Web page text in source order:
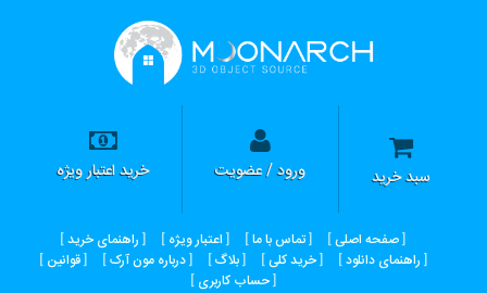
سبد خرید ورود / عضویت خرید اعتبار ویژه
صفحه اصلی تماس با ما اعتبار ویژه
راهنمای خرید
راهنمای دانلود
خرید کلی بلاگ درباره مون آرک
قوانین
حساب کاربری